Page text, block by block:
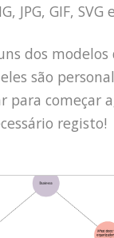
JPG, GIF, SVG
dos
são
para começar
registo!